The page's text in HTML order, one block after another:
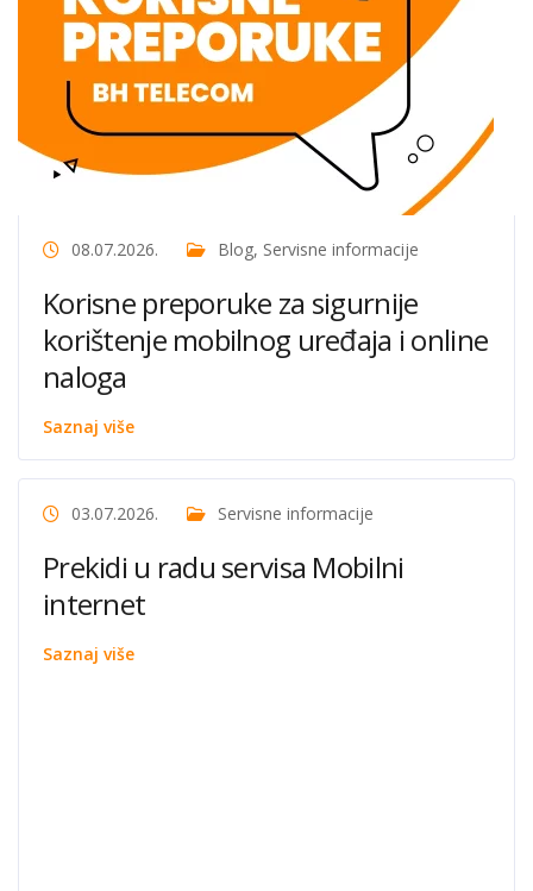
08.07.2026. Blog, Servisne informacije
Korisne preporuke za sigurnije
korištenje mobilnog uređaja i online
naloga
Saznaj više
03.07.2026. Servisne informacije
Prekidi u radu servisa Mobilni
internet
Saznaj više